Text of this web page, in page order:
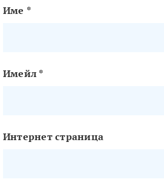
Име *
Имейл *
Интернет страница